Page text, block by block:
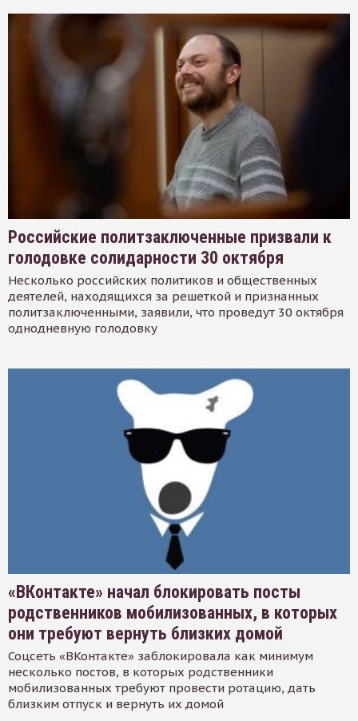
Российские политзаключенные призвали к
голодовке солидарности 30 октября
Несколько российских политиков и общественных
деятелей, находящихся за решеткой и признанных
политзаключенными, заявили, что проведут 30 октября
однодневную голодовку
«ВКонтакте» начал блокировать посты
родственников мобилизованных, в которых
они требуют вернуть близких домой
Соцсеть «ВКонтакте» заблокировала как минимум
несколько постов, в которых родственники
мобилизованных требуют провести ротацию, дать
близким отпуск и вернуть их домой